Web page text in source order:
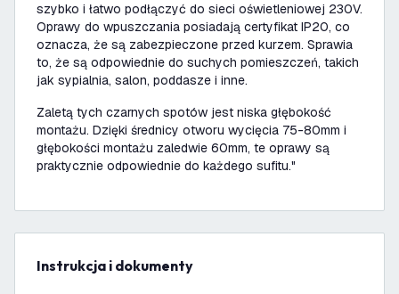
szybko i łatwo podłączyć do sieci oświetleniowej 230V.
Oprawy do wpuszczania posiadają certyfikat IP20, co
oznacza, że są zabezpieczone przed kurzem. Sprawia
to, że są odpowiednie do suchych pomieszczeń, takich
jak sypialnia, salon, poddasze i inne.
Zaletą tych czarnych spotów jest niska głębokość
montażu. Dzięki średnicy otworu wycięcia 75-80mm i
głębokości montażu zaledwie 60mm, te oprawy są
praktycznie odpowiednie do każdego sufitu."
Instrukcja i dokumenty